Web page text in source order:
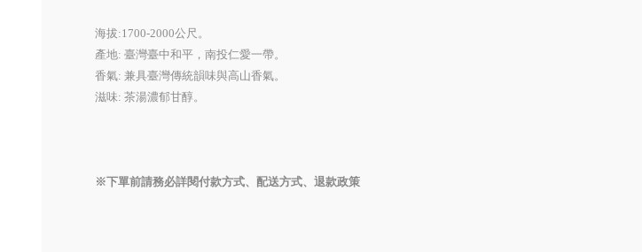
海拔:1700-2000公尺。
產地: 臺灣臺中和平，南投仁愛一帶。
香氣: 兼具臺灣傳統韻味與高山香氣。
滋味: 茶湯濃郁甘醇。
※下單前請務必詳閱付款方式、配送方式、退款政策